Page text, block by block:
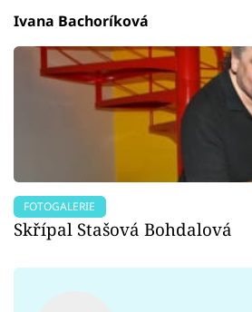
Ivana Bachoríková
FOTOGALERIE
Skřípal Stašová Bohdalová